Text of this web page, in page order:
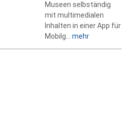
Museen selbständig
mit multimedialen
Inhalten in einer App für
Mobilg... mehr